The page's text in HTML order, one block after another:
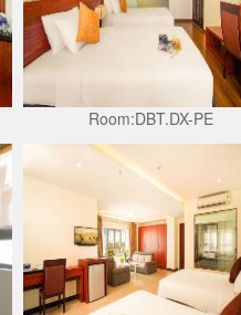
Room:DBT.DX-PE